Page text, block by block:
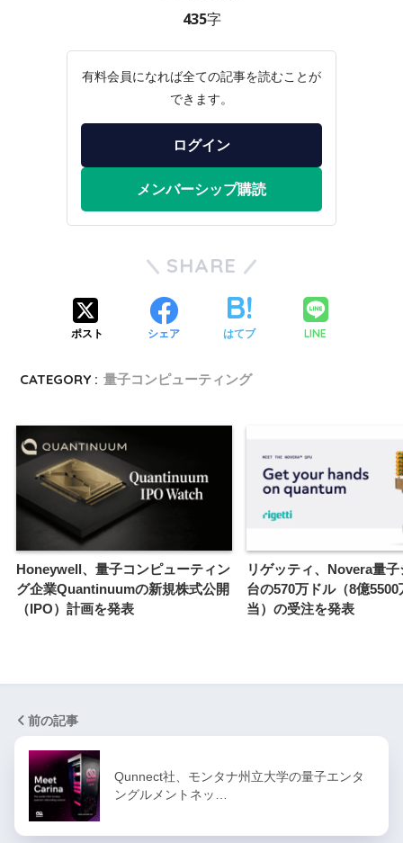
435字
有料会員になれば全ての記事を読むことが
できます。
ログイン
メンバーシップ購読
SHARE
ポスト シェア はてブ LINE
CATEGORY : 量子コンピューティング
Honeywell、量子コンピューティン
グ企業Quantinuumの新規株式公開
（IPO）計画を発表
リゲッティ、Novera量
台の570万ドル（8億5500
当）の受注を発表
前の記事
Qunnect社、モンタナ州立大学の量子エンタ
ングルメントネッ…